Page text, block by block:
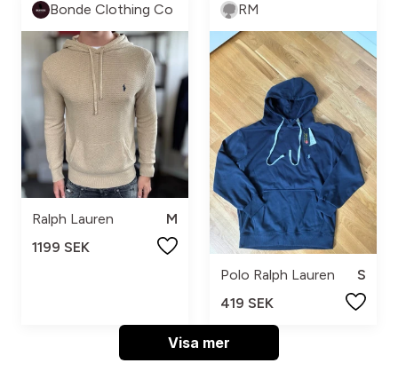
Bonde Clothing Co
Ralph Lauren
M
1199 SEK
RM
Polo Ralph Lauren
S
419 SEK
Visa mer